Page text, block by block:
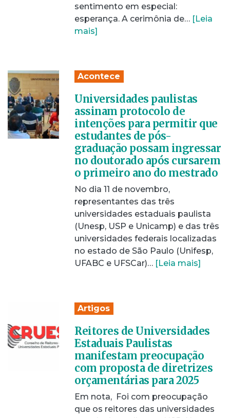
sentimento em especial:
esperança. A cerimônia de… [Leia
mais]
Acontece
Universidades paulistas
assinam protocolo de
intenções para permitir que
estudantes de pós-
graduação possam ingressar
no doutorado após cursarem
o primeiro ano do mestrado
No dia 11 de novembro,
representantes das três
universidades estaduais paulista
(Unesp, USP e Unicamp) e das três
universidades federais localizadas
no estado de São Paulo (Unifesp,
UFABC e UFSCar)… [Leia mais]
Artigos
Reitores de Universidades
Estaduais Paulistas
manifestam preocupação
com proposta de diretrizes
orçamentárias para 2025
Em nota, Foi com preocupação
que os reitores das universidades